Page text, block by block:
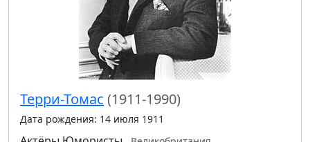
Терри-Томас (1911-1990)
Дата рождения: 14 июля 1911